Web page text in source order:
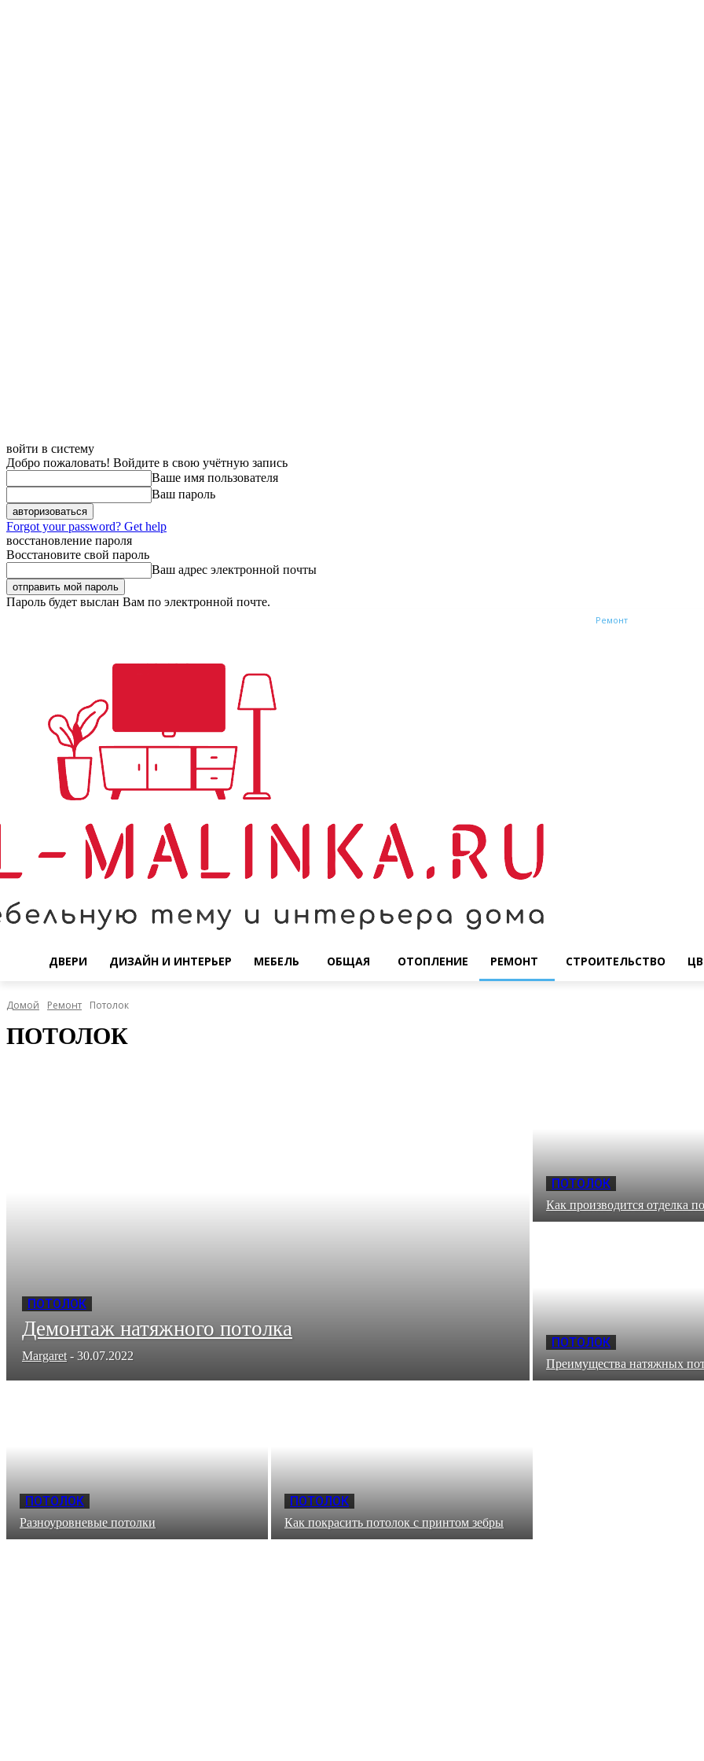
войти в систему
Добро пожаловать! Войдите в свою учётную запись
Ваше имя пользователя
Ваш пароль
Forgot your password? Get help
восстановление пароля
Восстановите свой пароль
Ваш адрес электронной почты
Пароль будет выслан Вам по электронной почте.
Ремонт
ДВЕРИ ДИЗАЙН И ИНТЕРЬЕР МЕБЕЛЬ ОБЩАЯ ОТОПЛЕНИЕ РЕМОНТ СТРОИТЕЛЬСТВО
Домой Ремонт Потолок
ПОТОЛОК
ПОТОЛОК
Демонтаж натяжного потолка
Margaret - 30.07.2022
ПОТОЛОК
Как производится отделка
ПОТОЛОК
Преимущества натяжных
ПОТОЛОК
Разноуровневые потолки
ПОТОЛОК
Как покрасить потолок с принтом зебры